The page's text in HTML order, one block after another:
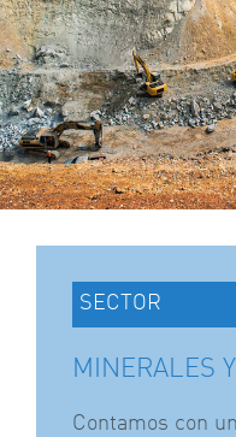
SECTOR
MINERALES
Contamos con